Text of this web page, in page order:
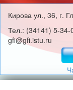
Кирова ул., 36, г.
Тел.: (34141) 5-
gfi@gfi.istu.ru